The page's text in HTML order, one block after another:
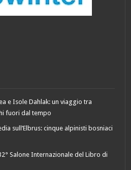
e Isole Dahlak: un viaggio tra
fuori dal tempo
sull’Elbrus: cinque alpinisti bosniaci
Salone Internazionale del Libro di